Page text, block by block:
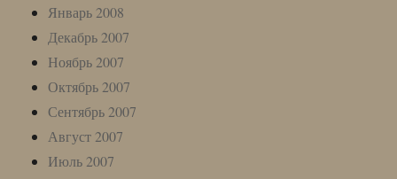
Январь 2008
Декабрь 2007
Ноябрь 2007
Октябрь 2007
Сентябрь 2007
Август 2007
Июль 2007